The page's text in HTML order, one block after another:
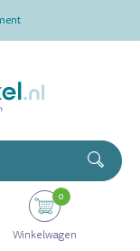
morgen in huis
Winkelwagen
0